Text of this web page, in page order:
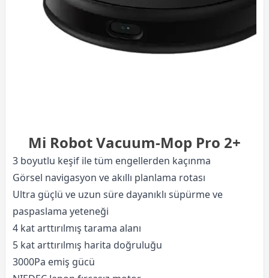
Mi Robot Vacuum-Mop Pro 2+
3 boyutlu keşif ile tüm engellerden kaçınma
Görsel navigasyon ve akıllı planlama rotası
Ultra güçlü ve uzun süre dayanıklı süpürme ve
paspaslama yeteneği
4 kat arttırılmış tarama alanı
5 kat arttırılmış harita doğruluğu
3000Pa emiş gücü